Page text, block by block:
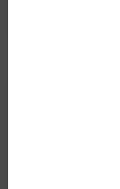
営業及び